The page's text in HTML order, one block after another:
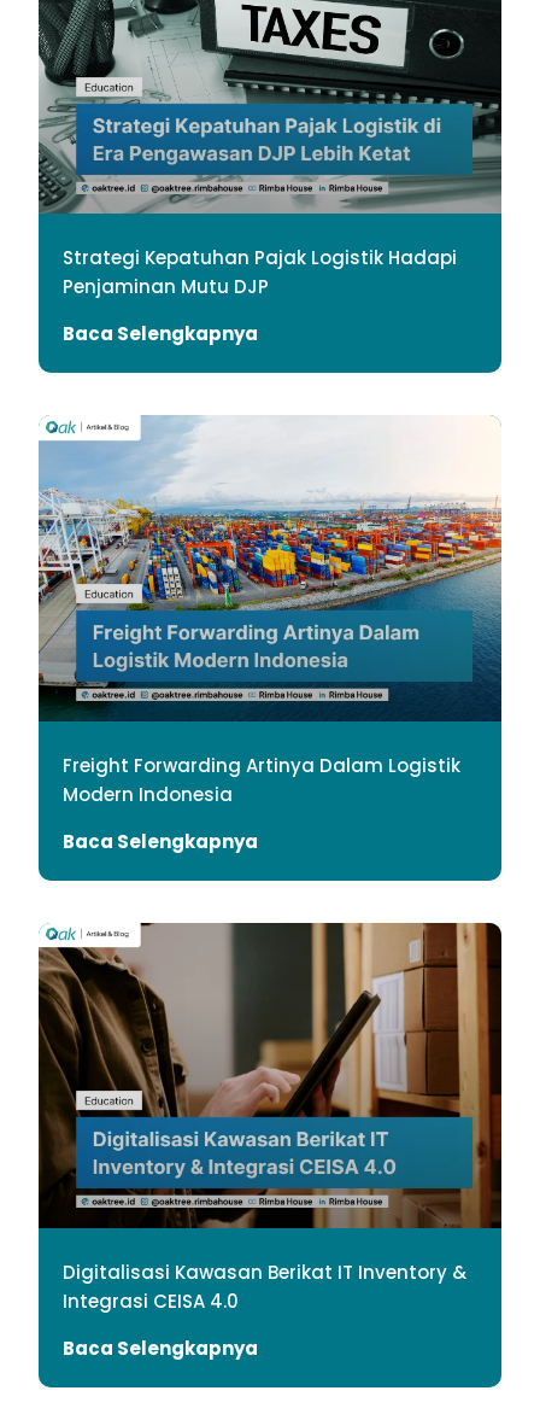
Strategi Kepatuhan Pajak Logistik Hadapi
Penjaminan Mutu DJP
Baca Selengkapnya
Freight Forwarding Artinya Dalam Logistik
Modern Indonesia
Baca Selengkapnya
Digitalisasi Kawasan Berikat IT Inventory &
Integrasi CEISA 4.0
Baca Selengkapnya